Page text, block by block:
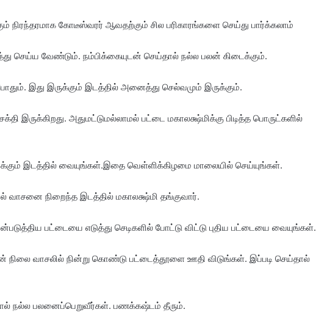
நிரந்தரமாக கோடீஸ்வரர் ஆவதற்கும் சில பரிகாரங்களை செய்து பார்க்கலாம்
செய்ய வேண்டும். நம்பிக்கையுடன் செய்தால் நல்ல பலன் கிடைக்கும்.
இது இருக்கும் இடத்தில் அனைத்து செல்வமும் இருக்கும்.
இருக்கிறது. அதுமட்டுமல்லாமல் பட்டை மகாலக்ஷ்மிக்கு பிடித்த பொருட்களில்
இடத்தில் வையுங்கள்.இதை வெள்ளிக்கிழமை மாலையில் செய்யுங்கள்.
நிறைந்த இடத்தில் மகாலக்ஷ்மி தங்குவார்.
பட்டையை எடுத்து செடிகளில் போட்டு விட்டு புதிய பட்டையை வையுங்கள்.
நிலை வாசலில் நின்று கொண்டு பட்டைத்தூளை ஊதி விடுங்கள். இப்படி செய்தால்
நல்ல பலனைப்பெறுவீர்கள். பணக்கஷ்டம் தீரும்.